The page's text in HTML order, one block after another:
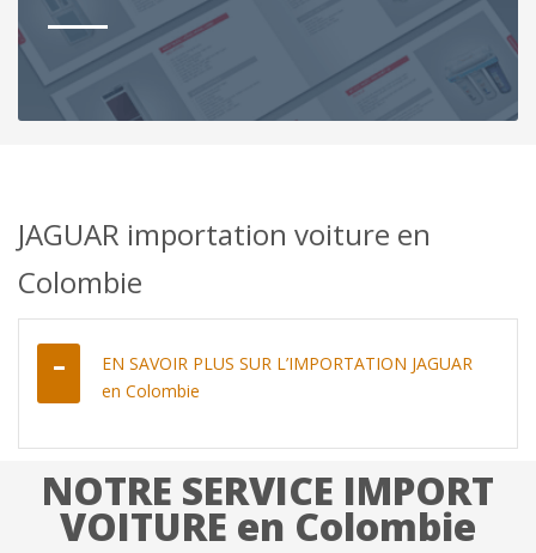
JAGUAR importation voiture en
Colombie
EN SAVOIR PLUS SUR L’IMPORTATION JAGUAR
en Colombie
NOTRE SERVICE IMPORT
VOITURE en Colombie